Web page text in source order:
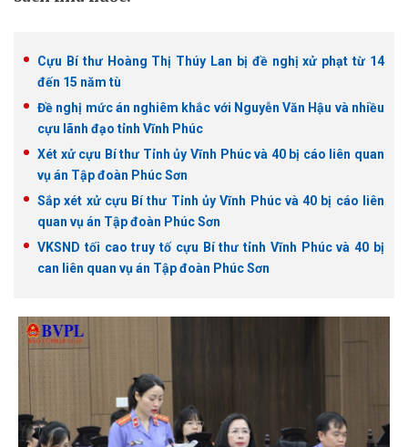
Cựu Bí thư Hoàng Thị Thúy Lan bị đề nghị xử phạt từ 14
đến 15 năm tù
Đề nghị mức án nghiêm khắc với Nguyễn Văn Hậu và nhiều
cựu lãnh đạo tỉnh Vĩnh Phúc
Xét xử cựu Bí thư Tỉnh ủy Vĩnh Phúc và 40 bị cáo liên quan
vụ án Tập đoàn Phúc Sơn
Sắp xét xử cựu Bí thư Tỉnh ủy Vĩnh Phúc và 40 bị cáo liên
quan vụ án Tập đoàn Phúc Sơn
VKSND tối cao truy tố cựu Bí thư tỉnh Vĩnh Phúc và 40 bị
can liên quan vụ án Tập đoàn Phúc Sơn